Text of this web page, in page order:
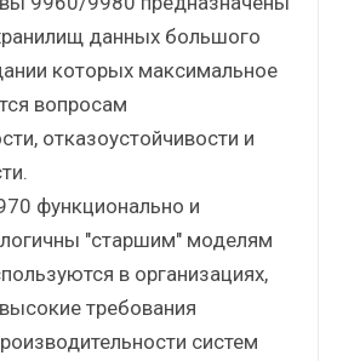
данных большого
которых максимальное
вопросам
отказоустойчивости и
функционально и
"старшим" моделям
в организациях,
требования
систем